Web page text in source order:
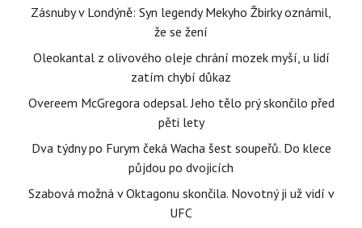
Zásnuby v Londýně: Syn legendy Mekyho Žbirky oznámil,
že se žení
Oleokantal z olivového oleje chrání mozek myší, u lidí
zatím chybí důkaz
Overeem McGregora odepsal. Jeho tělo prý skončilo před
pěti lety
Dva týdny po Furym čeká Wacha šest soupeřů. Do klece
půjdou po dvojicích
Szabová možná v Oktagonu skončila. Novotný ji už vidí v
UFC